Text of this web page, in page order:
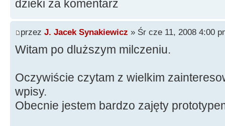
dzieki za komentarz
przez J. Jacek Synakiewicz » Śr cze 11, 2008 4:00
Witam po dluższym milczeniu.
Oczywiście czytam z wielkim
wpisy.
Obecnie jestem bardzo zajęty